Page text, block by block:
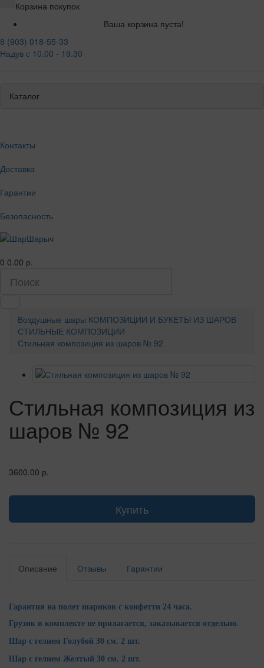
Корзина покупок
Ваша корзина пуста!
8 (903) 018-55-33
Надув с 10.00 - 19.30
Каталог
Контакты
Доставка
Гарантии
Безопасность
0 0.00 р.
Воздушные шары КОМПОЗИЦИИ И БУКЕТЫ ИЗ ШАРОВ
СТИЛЬНЫЕ КОМПОЗИЦИИ
Стильная композиция из шаров № 92
Стильная композиция из
шаров № 92
3600.00 р.
Купить
Описание Отзывы Гарантии
Гарантия на полет шариков с конфетти 24 часа.
Грузик в комплекте не прилагается, заказывается отдельно.
Шар с гелием Голубой 30 см. 2 шт.
Шар с гелием Желтый 30 см. 2 шт.